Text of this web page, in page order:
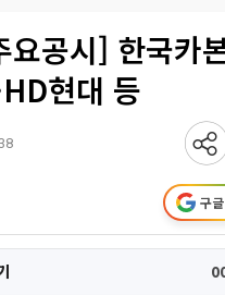
공시] 한국카
현대 등
구